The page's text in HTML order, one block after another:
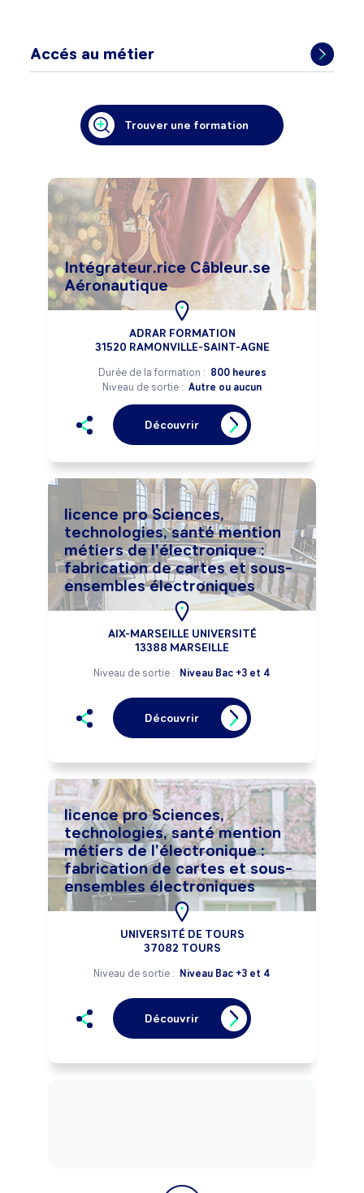
Accés au métier
Trouver une formation
Intégrateur.rice Câbleur.se
Aéronautique
ADRAR FORMATION
31520 RAMONVILLE-SAINT-AGNE
Durée de la formation : 800 heures
Niveau de sortie : Autre ou aucun
Découvrir
licence pro Sciences,
technologies, santé mention
métiers de l'électronique :
fabrication de cartes et sous-
ensembles électroniques
AIX-MARSEILLE UNIVERSITÉ
13388 MARSEILLE
Niveau de sortie : Niveau Bac +3 et 4
Découvrir
licence pro Sciences,
technologies, santé mention
métiers de l'électronique :
fabrication de cartes et sous-
ensembles électroniques
UNIVERSITÉ DE TOURS
37082 TOURS
Niveau de sortie : Niveau Bac +3 et 4
Découvrir